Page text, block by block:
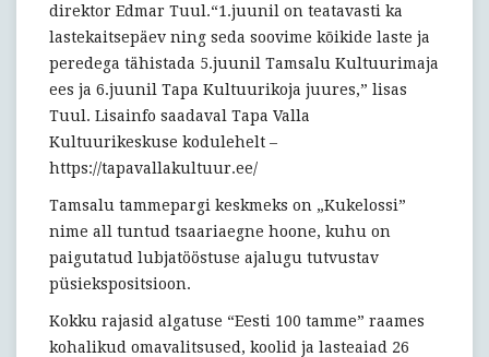
direktor Edmar Tuul.“1.juunil on teatavasti ka
lastekaitsepäev ning seda soovime kõikide laste ja
peredega tähistada 5.juunil Tamsalu Kultuurimaja
ees ja 6.juunil Tapa Kultuurikoja juures,” lisas
Tuul. Lisainfo saadaval Tapa Valla
Kultuurikeskuse kodulehelt –
https://tapavallakultuur.ee/
Tamsalu tammepargi keskmeks on „Kukelossi”
nime all tuntud tsaariaegne hoone, kuhu on
paigutatud lubjatööstuse ajalugu tutvustav
püsiekspositsioon.
Kokku rajasid algatuse “Eesti 100 tamme” raames
kohalikud omavalitsused, koolid ja lasteaiad 26